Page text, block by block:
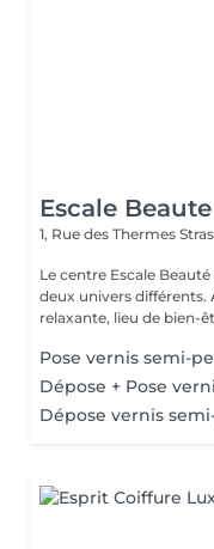
Escale Beaute
1, Rue des Thermes
Le centre Escale
deux univers différents. A l'étage, profitez d'une atmosphère
relaxante, lieu de bien-
Pose vernis semi-
Dépose + Pose
Dépose vernis